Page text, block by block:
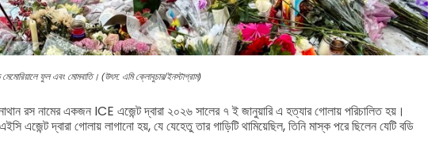
ফুল এবং মোমবাতি। (উৎস: এমি ক্লোবুচার/ইনস্টাগ্রাম)
রস নামের একজন ICE এজেন্ট দ্বারা ২০২৬ সালের ৭ ই জানুয়ারি এ হত্যার গোলায় পরিচালিত হয়।
এজেন্ট দ্বারা গোলায় লাগানো হয়, যে যেহেতু তার গাড়িটি থামিয়েছিল, তিনি মাস্ক পরে ছিলেন যেটি বডি